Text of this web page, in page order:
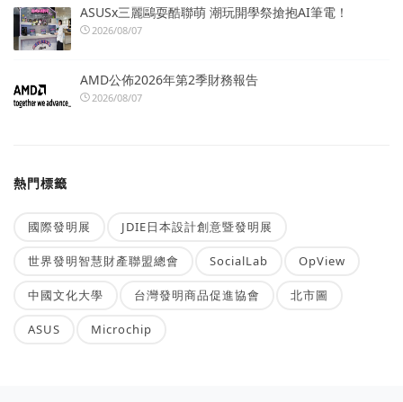
ASUSx三麗鷗耍酷聯萌 潮玩開學祭搶抱AI筆電！
2026/08/07
AMD公佈2026年第2季財務報告
2026/08/07
熱門標籤
國際發明展 JDIE日本設計創意暨發明展
世界發明智慧財產聯盟總會 SocialLab OpView
中國文化大學 台灣發明商品促進協會 北市圖
ASUS Microchip